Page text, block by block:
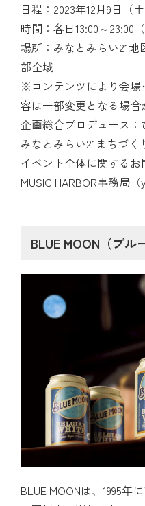
日程：2023年12月9日（土
時間：各日13:00～23:00
場所：みなとみらい21
部全域
※コンテンツにより会場
容は一部変更となる場合
企画総合プロデュース
みなとみらい21まちづ
イベント全体に関するお
MUSIC HARBOR事務局（
BLUE MOON（ブ
BLUE MOONは、1995年